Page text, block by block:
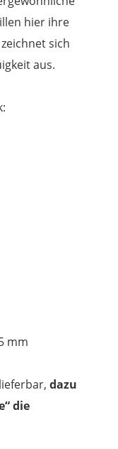
hier ihre
sich
aus.
mm
dazu
die